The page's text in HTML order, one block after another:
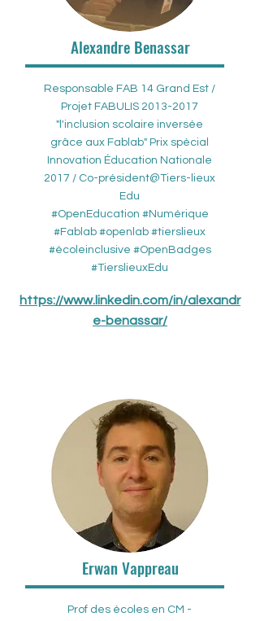
Alexandre Benassar
Responsable FAB 14 Grand Est /
Projet FABULIS 2013-2017
"l'inclusion scolaire inversée
grâce aux Fablab" Prix spécial
Innovation Éducation Nationale
2017 / Co-président@Tiers-lieux
Edu
#OpenEducation #Numérique
#Fablab #openlab #tierslieux
#écoleinclusive #OpenBadges
#TierslieuxEdu
https://www.linkedin.com/in/alexandr
e-benassar/
Erwan Vappreau
Prof des écoles en CM -